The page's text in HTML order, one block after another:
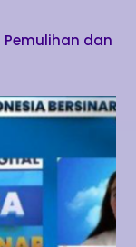
Pemulihan dan